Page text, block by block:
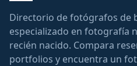
Directorio de fotógrafos de
especializado en fotografía
recién nacido. Compara
portfolios y encuentra un